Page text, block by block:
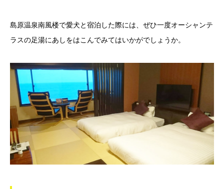
島原温泉南風楼で愛犬と宿泊した際には、ぜひ一度オーシャンテ
ラスの足湯にあしをはこんでみてはいかがでしょうか。